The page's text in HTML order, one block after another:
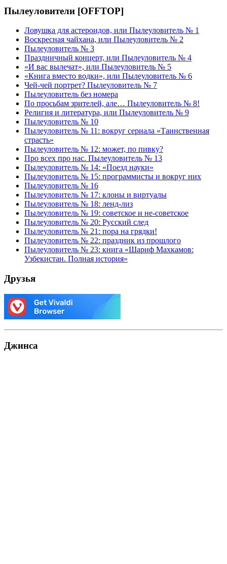
Пылеуловители [OFFTOP]
Ловушка для астероидов, или Пылеуловитель № 1
Воскресная чайхана, или Пылеуловитель № 2
Пылеуловитель № 3
Праздничный концерт, или Пылеуловитель № 4
«И вас вылечат», или Пылеуловитель № 5
«Книга вместо водки», или Пылеуловитель № 6
Чей-чей портрет? Пылеуловитель № 7
Пылеуловитель без номера
По просьбам зрителей, але… Пылеуловитель № 8!
Религия и литература, или Пылеуловитель № 9
Пылеуловитель № 10
Пылеуловитель № 11: вокруг сериала «Таинственная
страсть»
Пылеуловитель № 12: может, по пивку?
Про всех про нас. Пылеуловитель № 13
Пылеуловитель № 14: «Поезд науки»
Пылеуловитель № 15: программисты и вокруг них
Пылеуловитель № 16
Пылеуловитель № 17: клоны и виртуалы
Пылеуловитель № 18: ленд-лиз
Пылеуловитель № 19: советское и не-советское
Пылеуловитель № 20: Русский след
Пылеуловитель № 21: пора на грядки!
Пылеуловитель № 22: праздник из прошлого
Пылеуловитель № 23: книга «Шариф Махкамов:
Узбекистан. Полная история»
Друзья
Джинса